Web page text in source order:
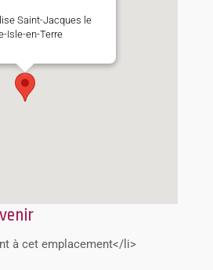
Saint-Jacques le
Isle-en-Terre
à cet emplacement</li>